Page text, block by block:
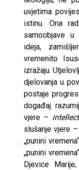
uvjetima
istinu. Ona
samoobjave u
ideja,
vremenito
izražaju.
djelovanja u
postaje
događaj
vjere –
slušanje vjere –
„punini
„punini
Djevice